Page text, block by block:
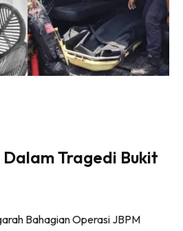
Tragedi Bukit
Bahagian Operasi JBPM